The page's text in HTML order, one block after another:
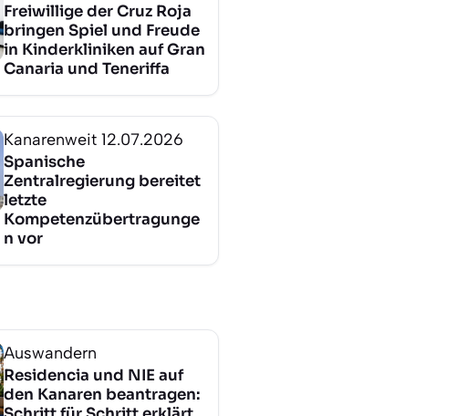
Freiwillige der Cruz Roja
bringen Spiel und Freude
in Kinderkliniken auf Gran
Canaria und Teneriffa
Kanarenweit 12.07.2026
Spanische
Zentralregierung bereitet
letzte
Kompetenzübertragunge
n vor
Auswandern
Residencia und NIE auf
den Kanaren beantragen: